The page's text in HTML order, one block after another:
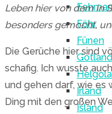
Föhr
Fünen
Gotland
Irland
Island
Leben hier von dem in
besonders gemocht,
Die Gerüche hier sind
schafig. Ich wusste
und gehen darf, wie es
Ding mit den großen